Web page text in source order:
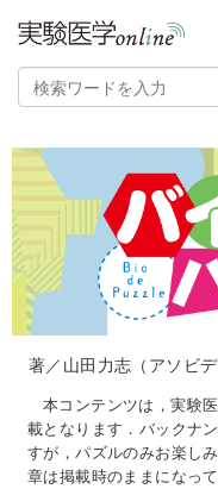
著／山田力志（アソビデ
本コンテンツは，実験
載となります．バックナ
すが，パズルのみお楽し
章は掲載時のままになっ